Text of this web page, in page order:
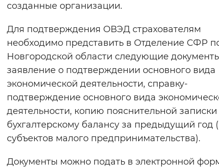
созданные организации.
Для подтверждения ОВЭД страхователям
необходимо представить в Отделение СФР
Новгородской области следующие
заявление о подтверждении основного вида
экономической деятельности, справку-
подтверждение основного вида
деятельности, копию пояснительной записки
бухгалтерскому балансу за предыдущий год
субъектов малого предпринимательства).
Документы можно подать в электронной